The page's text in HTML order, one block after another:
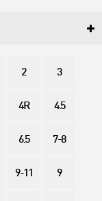
2 3
4R 4.5
6.5 7-8
9-11 9